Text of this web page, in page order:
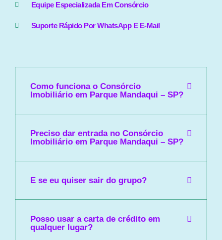
Equipe Especializada Em Consórcio
Suporte Rápido Por WhatsApp E E-Mail
Como funciona o Consórcio
Imobiliário em Parque Mandaqui – SP?
Preciso dar entrada no Consórcio
Imobiliário em Parque Mandaqui – SP?
E se eu quiser sair do grupo?
Posso usar a carta de crédito em
qualquer lugar?